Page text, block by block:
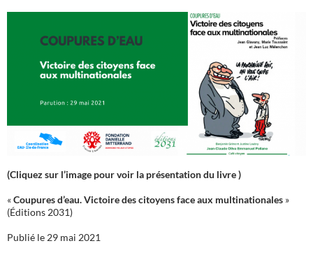
(Cliquez sur l’image pour voir la présentation du livre )
«Coupures d’eau. Victoire des citoyens face aux multinationales »
(Éditions 2031)
Publié le 29 mai 2021